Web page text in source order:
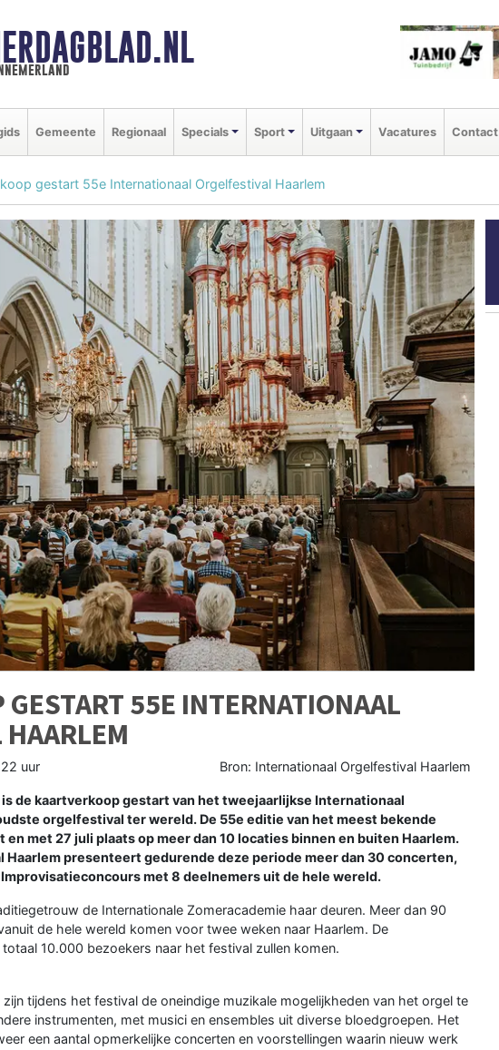
Gemeente Regionaal Specials Sport Uitgaan Vacatures Contact
gestart 55e Internationaal Orgelfestival Haarlem
GESTART 55E INTERNATIONAAL
HAARLEM
uur Bron: Internationaal Orgelfestival Haarlem
is de kaartverkoop gestart van het tweejaarlijkse Internationaal
orgelfestival ter wereld. De 55e editie van het meest bekende
met 27 juli plaats op meer dan 10 locaties binnen en buiten Haarlem.
presenteert gedurende deze periode meer dan 30 concerten,
met 8 deelnemers uit de hele wereld.
de Internationale Zomeracademie haar deuren. Meer dan 90
de hele wereld komen voor twee weken naar Haarlem. De
10.000 bezoekers naar het festival zullen komen.
tijdens het festival de oneindige muzikale mogelijkheden van het orgel te
instrumenten, met musici en ensembles uit diverse bloedgroepen. Het
een aantal opmerkelijke concerten en voorstellingen waarin nieuw werk